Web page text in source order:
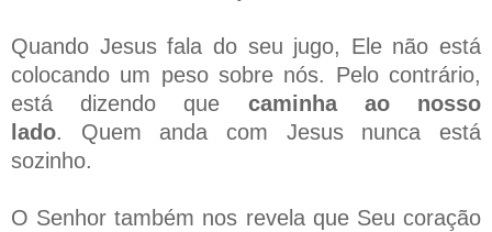
Quando Jesus fala do seu jugo, Ele não está
colocando um peso sobre nós. Pelo contrário,
está dizendo que caminha ao nosso
lado. Quem anda com Jesus nunca está
sozinho.
O Senhor também nos revela que Seu coração